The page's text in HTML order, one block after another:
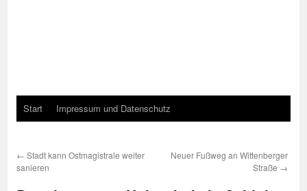
Start Impressum und Datenschutz
← Stadt kann Ostmagistrale weiter
sanieren
Neuer Fußweg an Wittenberger
Straße →